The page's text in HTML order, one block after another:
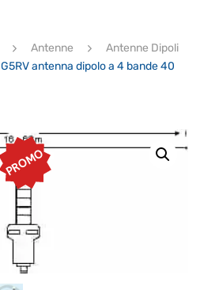
Antenne
Antenne Dipoli
G5RV antenna dipolo a 4 bande 40
PROMO